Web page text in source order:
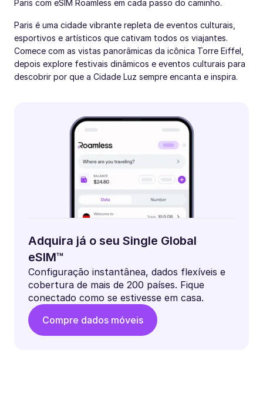
Paris com eSIM Roamless em cada passo do caminho.
Paris é uma cidade vibrante repleta de eventos culturais,
esportivos e artísticos que cativam todos os viajantes.
Comece com as vistas panorâmicas da icônica Torre Eiffel,
depois explore festivais dinâmicos e eventos culturais para
descobrir por que a Cidade Luz sempre encanta e inspira.
Adquira já o seu Single Global
eSIM™
Configuração instantânea, dados flexíveis e
cobertura de mais de 200 países. Fique
conectado como se estivesse em casa.
Compre dados móveis